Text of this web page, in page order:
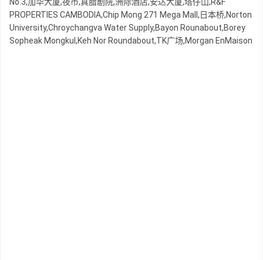
PROPERTIES CAMBODIA,Chip Mong 271 Mega Mall,日本桥,Norton
University,Chroychangva Water Supply,Bayon Rounabout,Borey
Sopheak Mongkul,Keh Nor Roundabout,TK广场,Morgan EnMaison